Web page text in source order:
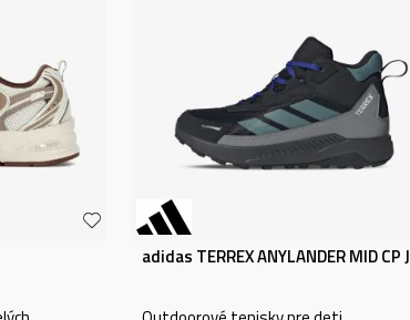
adidas TERREX ANYLANDER MID CP J